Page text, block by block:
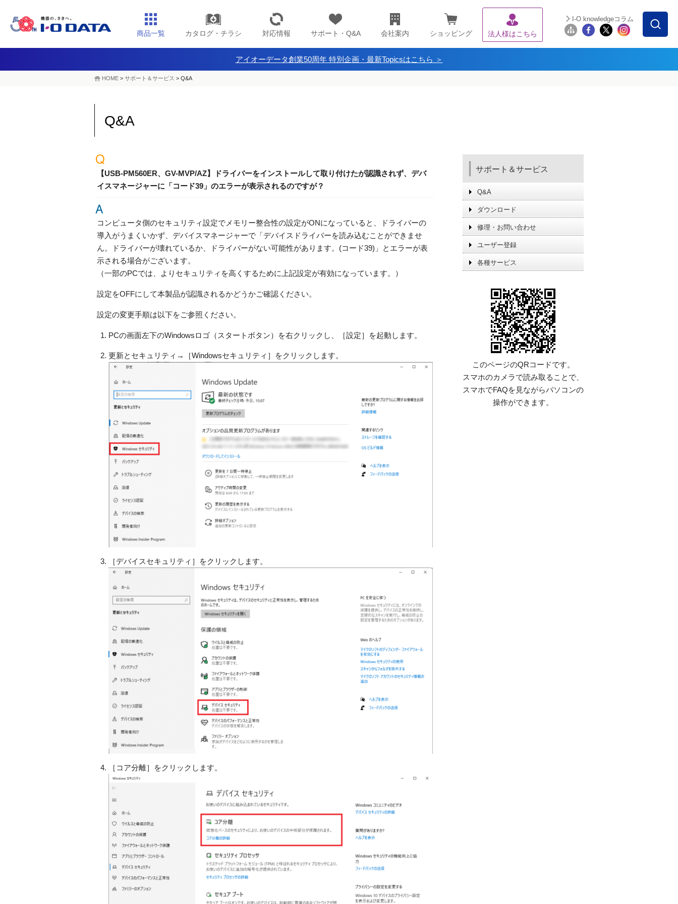
商品一覧 カタログ・チラシ 対応情報 サポート・Q&A 会社案内 ショッピング 法人様はこちら
I-O knowledgeコラム
アイオーデータ創業50周年 特別企画・最新Topicsはこちら ＞
HOME > サポート＆サービス > Q&A
Q&A
【USB-PM560ER、GV-MVP/AZ】ドライバーをインストールして取り付けたが認識されず、デバ
イスマネージャーに「コード39」のエラーが表示されるのですが？
コンピュータ側のセキュリティ設定でメモリー整合性の設定がONになっていると、ドライバーの
導入がうまくいかず、デバイスマネージャーで「デバイスドライバーを読み込むことができませ
ん。ドライバーが壊れているか、ドライバーがない可能性があります。(コード39)」とエラーが表
示される場合がございます。
（一部のPCでは、よりセキュリティを高くするために上記設定が有効になっています。）
設定をOFFにして本製品が認識されるかどうかご確認ください。
設定の変更手順は以下をご参照ください。
PCの画面左下のWindowsロゴ（スタートボタン）を右クリックし、［設定］を起動します。
更新とセキュリティ→［Windowsセキュリティ］をクリックします。
［デバイスセキュリティ］をクリックします。
［コア分離］をクリックします。
サポート＆サービス
Q&A
ダウンロード
修理・お問い合わせ
ユーザー登録
各種サービス
このページのQRコードです。
スマホのカメラで読み取ることで、
スマホでFAQを見ながらパソコンの
操作ができます。